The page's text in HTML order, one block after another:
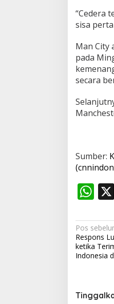
“Cedera
sisa
Man City
pada
secara
Sumber:
W
at
s
A
p
N
a
v
g
Pos
Respons
ketika
Indonesia